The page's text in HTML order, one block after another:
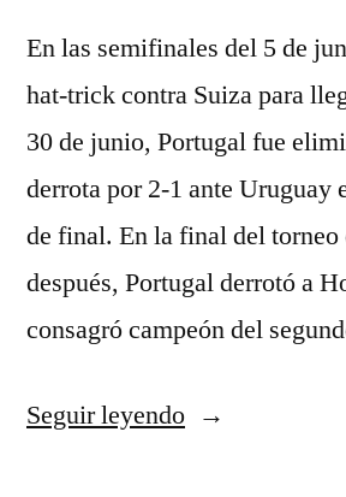
En las semifinales del 5 de
hat-trick contra Suiza para
30 de junio, Portugal fue
derrota por 2-1 ante Uruguay
de final. En la final del torneo
después, Portugal derrotó a
consagró campeón del
Seguir leyendo«equipaciones